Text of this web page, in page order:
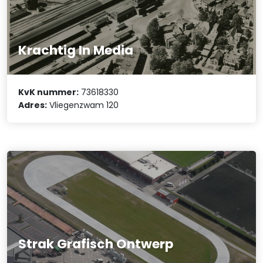
Krachtig In Media
KvK nummer: 73618330
Adres: Vliegenzwam 120
Strak Grafisch Ontwerp